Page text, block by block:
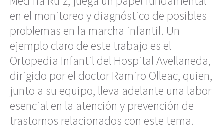
en el monitoreo y diagnóstico de posibles
problemas en la marcha infantil. Un
ejemplo claro de este trabajo es el
Ortopedia Infantil del Hospital Avellaneda,
dirigido por el doctor Ramiro Olleac, quien,
junto a su equipo, lleva adelante una labor
esencial en la atención y prevención de
trastornos relacionados con este tema.